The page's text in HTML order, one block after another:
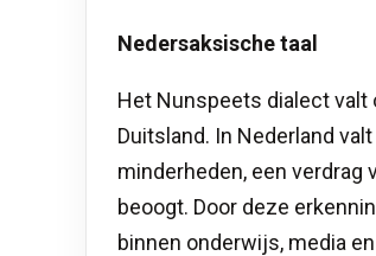
Nedersaksische taal
Het Nunspeets dialect valt
Duitsland. In Nederland
minderheden, een verdrag
beoogt. Door deze
binnen onderwijs, media